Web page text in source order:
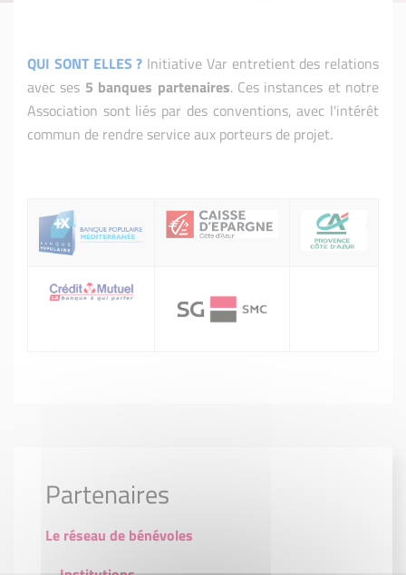
QUI SONT ELLES ? Initiative Var entretient des relations
avec ses 5 banques partenaires. Ces instances et notre
Association sont liés par des conventions, avec l'intérêt
commun de rendre service aux porteurs de projet.
Partenaires
Le réseau de bénévoles